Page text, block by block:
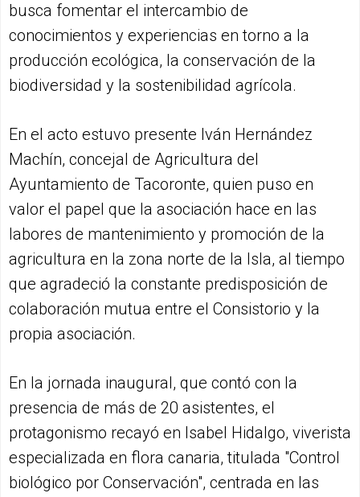
busca fomentar el intercambio de
conocimientos y experiencias en torno a la
producción ecológica, la conservación de la
biodiversidad y la sostenibilidad agrícola.
En el acto estuvo presente Iván Hernández
Machín, concejal de Agricultura del
Ayuntamiento de Tacoronte, quien puso en
valor el papel que la asociación hace en las
labores de mantenimiento y promoción de la
agricultura en la zona norte de la Isla, al tiempo
que agradeció la constante predisposición de
colaboración mutua entre el Consistorio y la
propia asociación.
En la jornada inaugural, que contó con la
presencia de más de 20 asistentes, el
protagonismo recayó en Isabel Hidalgo, viverista
especializada en flora canaria, titulada "Control
biológico por Conservación", centrada en las